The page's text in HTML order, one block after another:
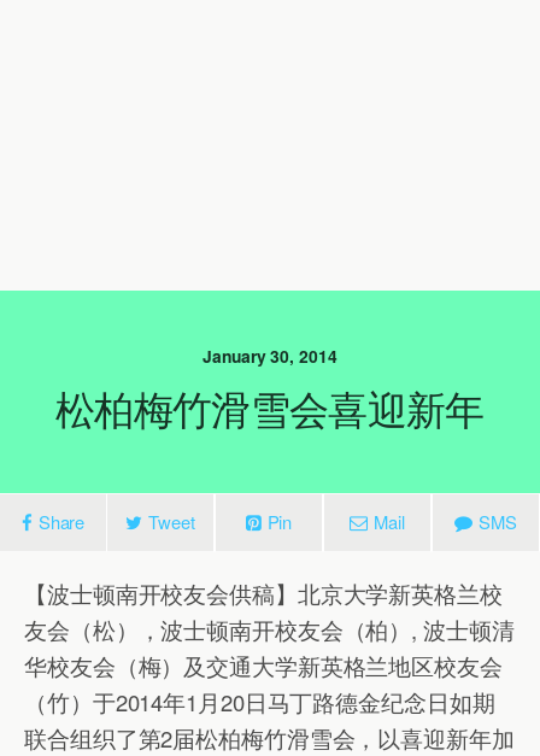
January 30, 2014
松柏梅竹滑雪会喜迎新年
Share Tweet Pin Mail SMS
【波士顿南开校友会供稿】北京大学新英格兰校
友会（松），波士顿南开校友会（柏）, 波士顿清
华校友会（梅）及交通大学新英格兰地区校友会
（竹）于2014年1月20日马丁路德金纪念日如期
联合组织了第2届松柏梅竹滑雪会，以喜迎新年加